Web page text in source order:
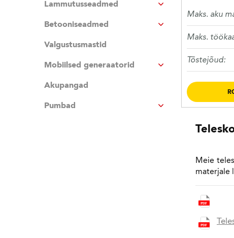
Lammutusseadmed
Betooniseadmed
Valgustusmastid
Mobiilsed generaatorid
Akupangad
Pumbad
Maks. aku
Maks.
Tõstejõud:
Meie
materjale